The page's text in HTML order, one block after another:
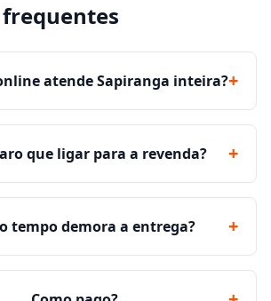
atende Sapiranga inteira?+
que ligar para a revenda? +
tempo demora a entrega? +